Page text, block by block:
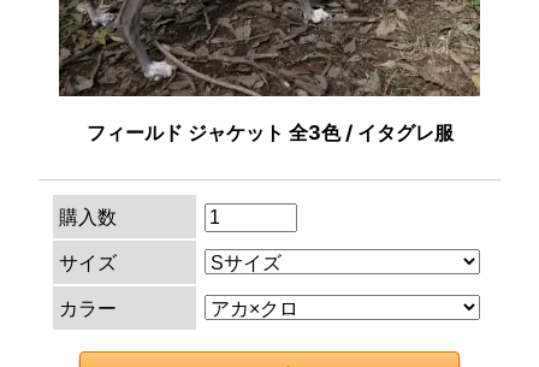
フィールド ジャケット 全3色 / イタグレ服
購入数
サイズ
カラー